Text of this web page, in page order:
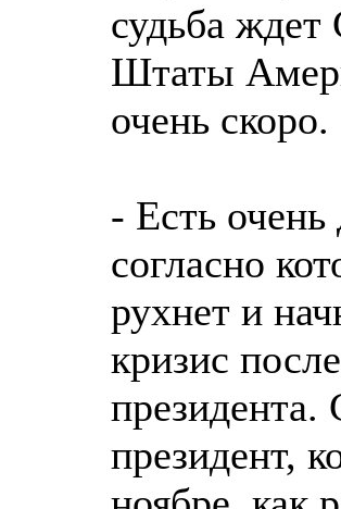
судьба
Штаты
очень скоро.
- Есть очень
согласно
рухнет и
кризис
президент,